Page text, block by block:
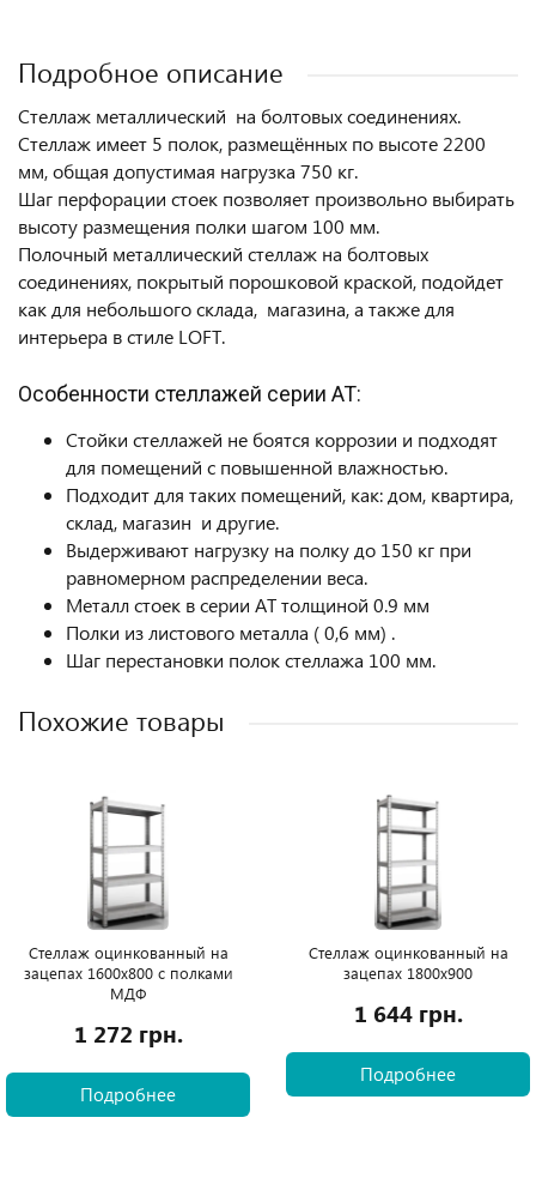
Подробное описание
Стеллаж металлический на болтовых соединениях.
Стеллаж имеет 5 полок, размещённых по высоте 2200
мм, общая допустимая нагрузка 750 кг.
Шаг перфорации стоек позволяет произвольно выбирать
высоту размещения полки шагом 100 мм.
Полочный металлический стеллаж на болтовых
соединениях, покрытый порошковой краской, подойдет
как для небольшого склада, магазина, а также для
интерьера в стиле LOFT.
Особенности стеллажей серии АТ:
Стойки стеллажей не боятся коррозии и подходят
для помещений с повышенной влажностью.
Подходит для таких помещений, как: дом, квартира,
склад, магазин и другие.
Выдерживают нагрузку на полку до 150 кг при
равномерном распределении веса.
Металл стоек в серии АТ толщиной 0.9 мм
Полки из листового металла ( 0,6 мм) .
Шаг перестановки полок стеллажа 100 мм.
Похожие товары
Стеллаж оцинкованный на
зацепах 1600х800 с полками
МДФ
1 272 грн.
Подробнее
Стеллаж оцинкованный на
зацепах 1800х900
1 644 грн.
Подробнее